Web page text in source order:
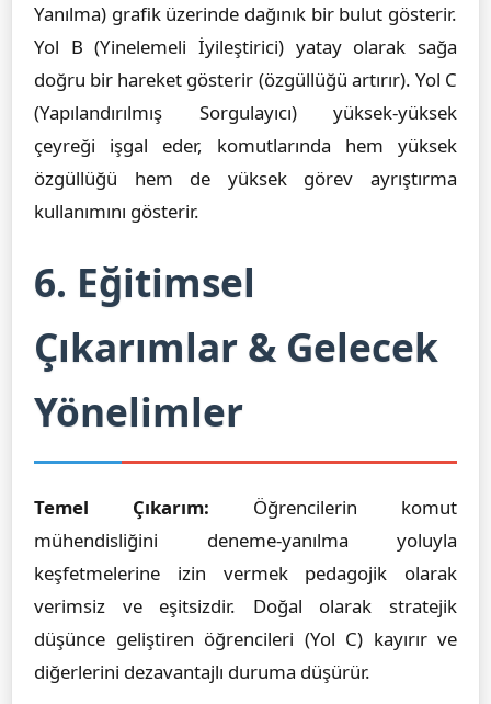
Yanılma) grafik üzerinde dağınık bir bulut gösterir.
Yol B (Yinelemeli İyileştirici) yatay olarak sağa
doğru bir hareket gösterir (özgüllüğü artırır). Yol C
(Yapılandırılmış Sorgulayıcı) yüksek-yüksek
çeyreği işgal eder, komutlarında hem yüksek
özgüllüğü hem de yüksek görev ayrıştırma
kullanımını gösterir.
6. Eğitimsel
Çıkarımlar & Gelecek
Yönelimler
Temel Çıkarım: Öğrencilerin komut
mühendisliğini deneme-yanılma yoluyla
keşfetmelerine izin vermek pedagojik olarak
verimsiz ve eşitsizdir. Doğal olarak stratejik
düşünce geliştiren öğrencileri (Yol C) kayırır ve
diğerlerini dezavantajlı duruma düşürür.